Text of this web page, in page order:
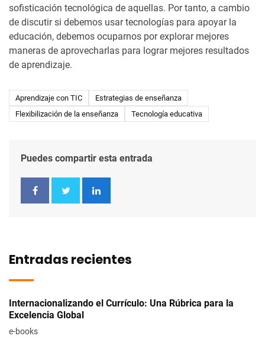
sofisticación tecnológica de aquellas. Por tanto, a cambio
de discutir si debemos usar tecnologías para apoyar la
educación, debemos ocuparnos por explorar mejores
maneras de aprovecharlas para lograr mejores resultados
de aprendizaje.
Aprendizaje con TIC
Estrategias de enseñanza
Flexibilización de la enseñanza
Tecnología educativa
Puedes compartir esta entrada
Entradas recientes
Internacionalizando el Currículo: Una Rúbrica para la
Excelencia Global
e-books